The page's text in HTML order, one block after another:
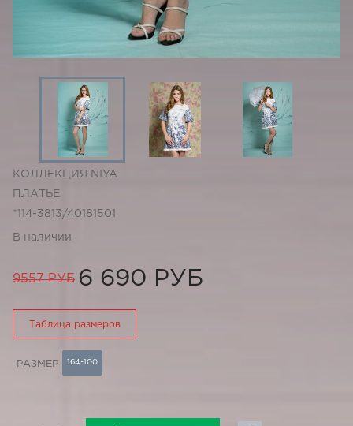
КОЛЛЕКЦИЯ NIYA
ПЛАТЬЕ
*114-3813/40181501
В наличии
9557 РУБ 6 690 РУБ
Таблица размеров
РАЗМЕР 164-100